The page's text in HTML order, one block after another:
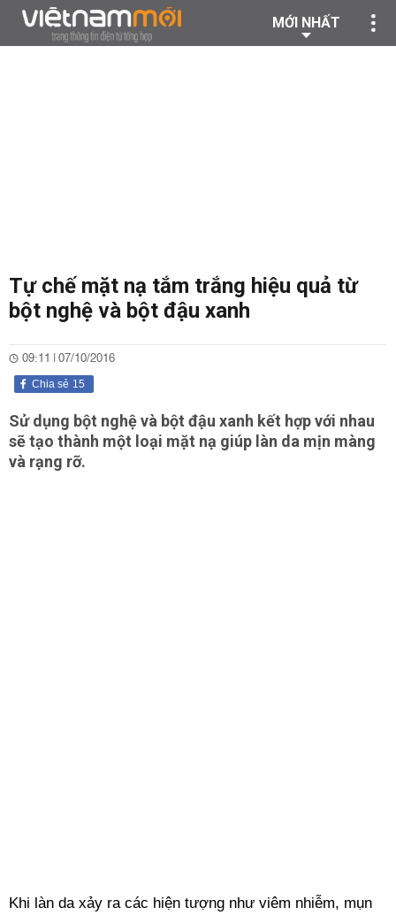
MỚI NHẤT
Tự chế mặt nạ tắm trắng hiệu quả từ
bột nghệ và bột đậu xanh
09:11 | 07/10/2016
15
Chia sẻ
Sử dụng bột nghệ và bột đậu xanh kết hợp với nhau
sẽ tạo thành một loại mặt nạ giúp làn da mịn màng
và rạng rỡ.
Khi làn da xảy ra các hiện tượng như viêm nhiễm, mụn